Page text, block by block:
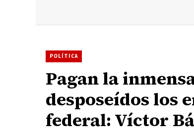
POLÍTICA
Pagan la
desposeídos los
federal: Víctor